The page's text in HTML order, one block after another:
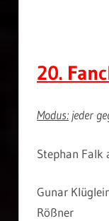
20.
Modus: jeder
Stephan Falk
Gunar